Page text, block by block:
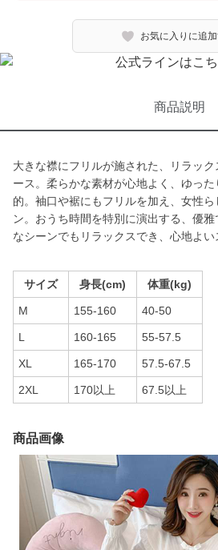
お気に入りに追
商品説明
大きな襟にフリルが施された、リラッ
ース。柔らかな素材が心地よく、ゆっ
的。袖口や裾にもフリルを加え、女性
ン。おうち時間を特別に演出する、優
なシーンでもリラックスでき、心地よい
サイズ 身長(cm) 体重(kg)
M 155-160 40-50
L 160-165 55-57.5
XL 165-170 57.5-67.5
2XL 170以上 67.5以上
商品画像